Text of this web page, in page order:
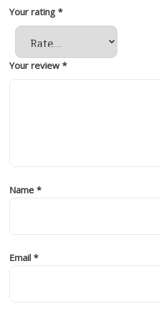
Your rating *
Your review *
Name *
Email *